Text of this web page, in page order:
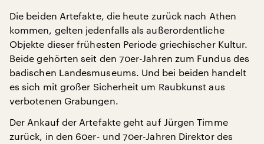
Die beiden Artefakte, die heute zurück nach Athen
kommen, gelten jedenfalls als außerordentliche
Objekte dieser frühesten Periode griechischer Kultur.
Beide gehörten seit den 70er-Jahren zum Fundus des
badischen Landesmuseums. Und bei beiden handelt
es sich mit großer Sicherheit um Raubkunst aus
verbotenen Grabungen.
Der Ankauf der Artefakte geht auf Jürgen Timme
zurück, in den 60er- und 70er-Jahren Direktor des